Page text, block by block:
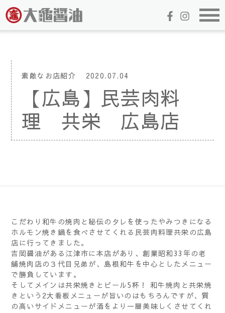
素敵なお店紹介 2020.07.04
【広島】民芸肉料
理 共栄 広島店
こだわり和牛の焼肉と秘伝のタレを使ったやみつきになる
ホルモン焼き鍋を食べさせてくれる民芸肉料理共栄の広島
店に行ってきました。
吉岡醤油がある江津市に本店があり、創業昭和33年の老
舗焼肉店の３代目兄弟が、島根和牛を中心としたメニュー
で勝負しています。
そしてメインは共栄焼きとビール5杯！ 和牛焼肉と共栄焼
きという2大看板メニューが旨いのはもちろんですが、質
の高いサイドメニューが酒をより一層美味しくさせてくれ